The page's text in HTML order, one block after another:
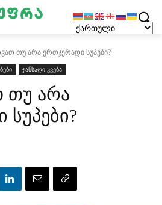
თუ არა ერთჯერადი სუპები?
ჯანსაღი კვება
თუ არა